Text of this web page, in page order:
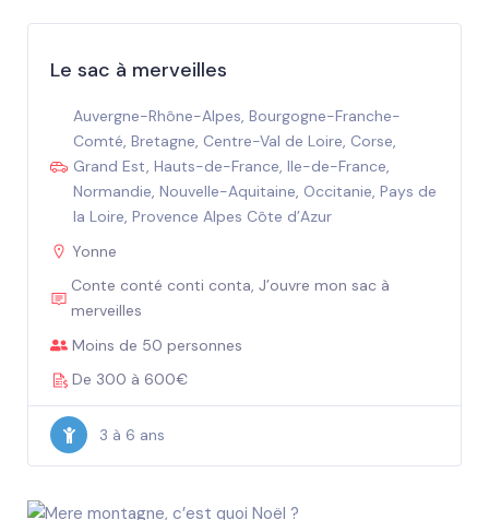
Le sac à merveilles
Auvergne-Rhône-Alpes, Bourgogne-Franche-
Comté, Bretagne, Centre-Val de Loire, Corse,
Grand Est, Hauts-de-France, Ile-de-France,
Normandie, Nouvelle-Aquitaine, Occitanie, Pays de
la Loire, Provence Alpes Côte d’Azur
Yonne
Conte conté conti conta, J’ouvre mon sac à
merveilles
Moins de 50 personnes
De 300 à 600€
3 à 6 ans